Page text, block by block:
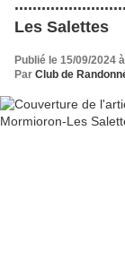
Les Salettes
Publié le 15/09/2024
Par Club de